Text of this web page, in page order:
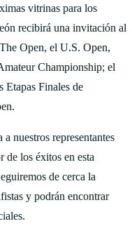
vitrinas para los
recibirá una invitación al
Open, el U.S. Open,
Championship; el
Etapas Finales de
nuestros representantes
de los éxitos en esta
de cerca la
y podrán encontrar